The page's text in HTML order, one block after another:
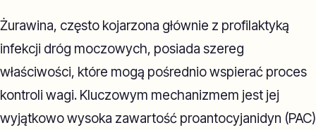
Żurawina, często kojarzona głównie z profilaktyką
infekcji dróg moczowych, posiada szereg
właściwości, które mogą pośrednio wspierać proces
kontroli wagi. Kluczowym mechanizmem jest jej
wyjątkowo wysoka zawartość proantocyjanidyn (PAC)